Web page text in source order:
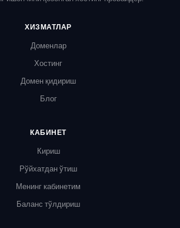
ХИЗМАТЛАР
Доменлар
Хостинг
Домен қидириш
Блог
КАБИНЕТ
Кириш
Рўйхатдан ўтиш
Менинг кабинетим
Баланс тўлдириш